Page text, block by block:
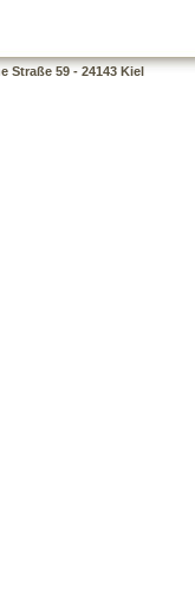
Straße 59 - 24143 Kiel